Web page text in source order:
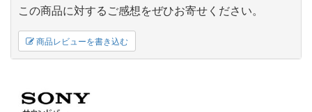
この商品に対するご感想をぜひお寄せください。
商品レビューを書き込む